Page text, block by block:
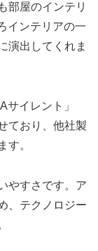
部屋のインテリ
インテリアの一
演出してくれま
イレント」
ており、他社製
す。
やすさです。ア
、テクノロジー